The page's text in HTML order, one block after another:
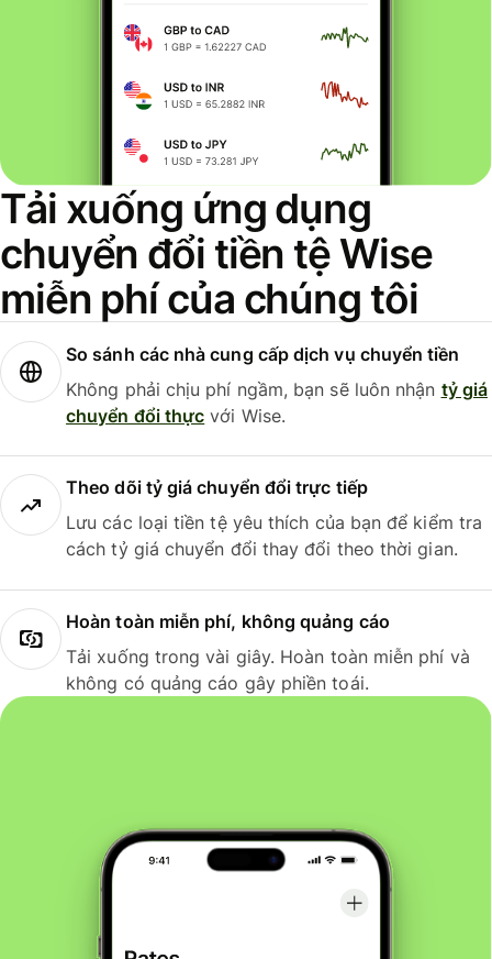
Tải xuống ứng dụng
chuyển đổi tiền tệ Wise
miễn phí của chúng tôi
So sánh các nhà cung cấp dịch vụ chuyển tiền
Không phải chịu phí ngầm, bạn sẽ luôn nhận tỷ giá
chuyển đổi thực với Wise.
Theo dõi tỷ giá chuyển đổi trực tiếp
Lưu các loại tiền tệ yêu thích của bạn để kiểm tra
cách tỷ giá chuyển đổi thay đổi theo thời gian.
Hoàn toàn miễn phí, không quảng cáo
Tải xuống trong vài giây. Hoàn toàn miễn phí và
không có quảng cáo gây phiền toái.